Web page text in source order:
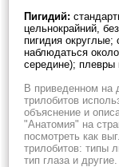
Пигидий:
цельнокрайний,
пигидия
наблюдаться
середине); плевры
В приведенном на
трилобитов
объяснение и
"Анатомия" на
посмотреть как
трилобитов: типы
тип глаза и другие.